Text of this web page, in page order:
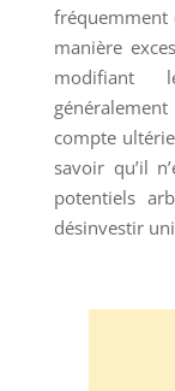
fréquemment
manière
modifiant
compte
savoir qu’il
potentiels
désinvestir